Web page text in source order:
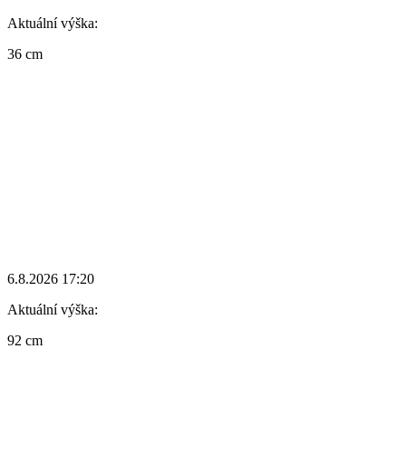
Aktuální výška:
36 cm
6.8.2026 17:20
Aktuální výška:
92 cm